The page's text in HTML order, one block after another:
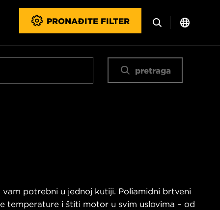
PRONAĐITE FILTER
pretraga
potrebni u jednoj kutiji. Poliamidni brtveni
temperature i štiti motor u svim uslovima – od